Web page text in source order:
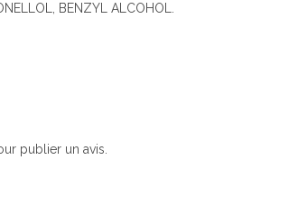
BENZYL ALCOHOL.
publier un avis.